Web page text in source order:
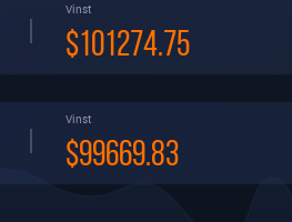
Vinst
$101274.75
Vinst
$99669.83